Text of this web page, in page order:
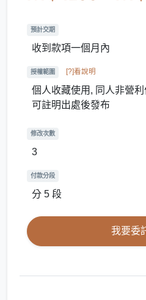
預計交期
收到款項一個月內
授權範圍 [?]看說明
個人收藏使用, 同人非營
可註明出處後發布
修改次數
3
付款分段
分 5 段
我要委